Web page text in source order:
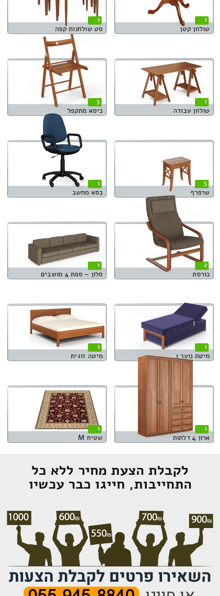
1
שולחן קטן
1
סט שולחנות קפה
1
שולחן עבודה
3
כיסא מתקפל
3
שרפרף
1
כסא מחשב
2
כורסת
1
סלון – ספת 4 מושבים
1
מיטת נוער 1
1
מיטה זוגית
1
ארון 4 דלתות
1
שטיח M
לקבלת הצעת מחיר ללא כל
התחייבות, חייגו כבר עכשיו